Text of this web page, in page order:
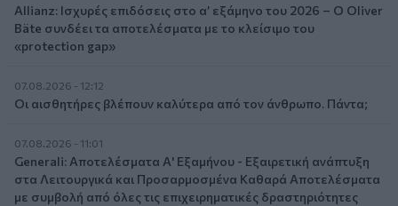
Allianz: Ισχυρές επιδόσεις στο α’ εξάμηνο του 2026 – Ο Oliver
Bäte συνδέει τα αποτελέσματα με το κλείσιμο του
«protection gap»
07.08.2026 - 12:12
Οι αισθητήρες βλέπουν καλύτερα από τον άνθρωπο. Πάντα;
07.08.2026 - 11:01
Generali: Αποτελέσματα Α' Εξαμήνου - Εξαιρετική ανάπτυξη
στα Λειτουργικά και Προσαρμοσμένα Καθαρά Αποτελέσματα
με συμβολή από όλες τις επιχειρηματικές δραστηριότητες